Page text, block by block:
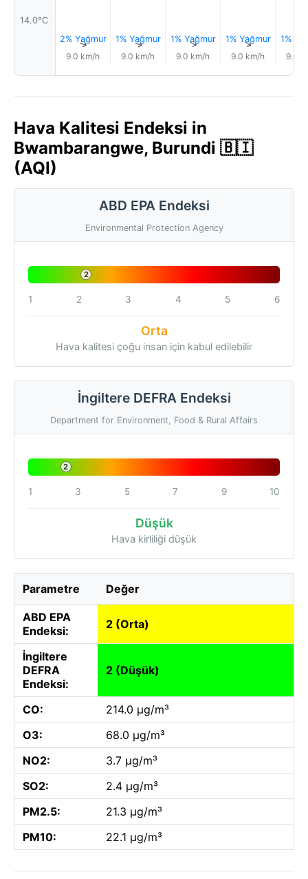
14.0°C
2% Yağmur
↑
9.0 km/h
1% Yağmur
↑
9.0 km/h
1% Yağmur
↑
9.0 km/h
1% Yağmur
↑
9.0 km/h
1%
9.0
Hava Kalitesi Endeksi in
Bwambarangwe, Burundi 🇧🇮
(AQI)
ABD EPA Endeksi
Environmental Protection Agency
2
1 2 3 4 5 6
Orta
Hava kalitesi çoğu insan için kabul edilebilir
İngiltere DEFRA Endeksi
Department for Environment, Food & Rural Affairs
2
1 3 5 7 9 10
Düşük
Hava kirliliği düşük
Parametre Değer
ABD EPA
Endeksi:
2 (Orta)
İngiltere
DEFRA
Endeksi:
2 (Düşük)
CO:
214.0 µg/m³
O3:
68.0 µg/m³
NO2:
3.7 µg/m³
SO2:
2.4 µg/m³
PM2.5:
21.3 µg/m³
PM10:
22.1 µg/m³